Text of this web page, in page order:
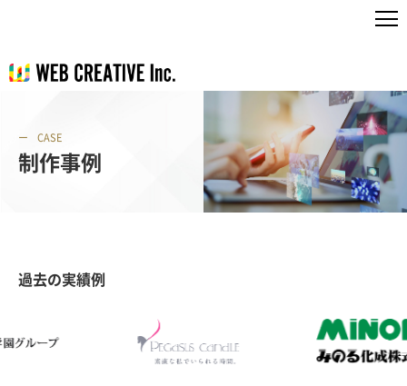
CASE
制作事例
過去の実績例